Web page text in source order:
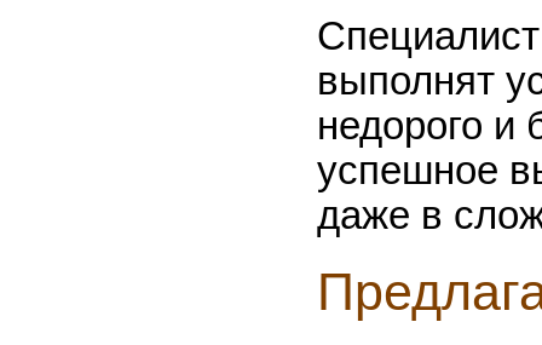
выполнят
недорого и
успешное
даже в